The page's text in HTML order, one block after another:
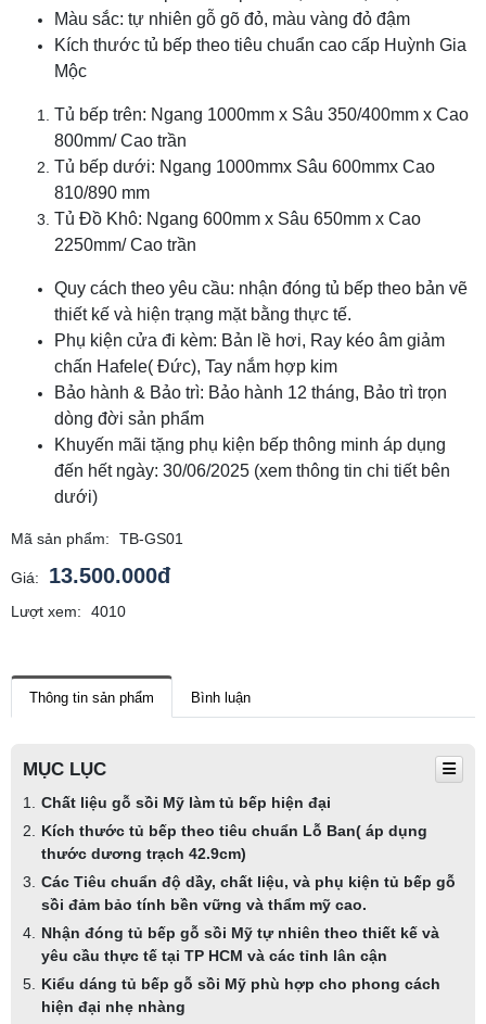
Màu sắc: tự nhiên gỗ gõ đỏ, màu vàng đỏ đậm
Kích thước tủ bếp theo tiêu chuẩn cao cấp Huỳnh Gia
Mộc
Tủ bếp trên: Ngang 1000mm x Sâu 350/400mm x Cao
800mm/ Cao trần
Tủ bếp dưới: Ngang 1000mmx Sâu 600mmx Cao
810/890 mm
Tủ Đồ Khô: Ngang 600mm x Sâu 650mm x Cao
2250mm/ Cao trần
Quy cách theo yêu cầu: nhận đóng tủ bếp theo bản vẽ
thiết kế và hiện trạng mặt bằng thực tế.
Phụ kiện cửa đi kèm: Bản lề hơi, Ray kéo âm giảm
chấn Hafele( Đức), Tay nắm hợp kim
Bảo hành & Bảo trì: Bảo hành 12 tháng, Bảo trì trọn
dòng đời sản phẩm
Khuyến mãi tặng phụ kiện bếp thông minh áp dụng
đến hết ngày: 30/06/2025 (xem thông tin chi tiết bên
dưới)
Mã sản phẩm: TB-GS01
Giá: 13.500.000đ
Lượt xem: 4010
Thông tin sản phẩm Bình luận
MỤC LỤC
Chất liệu gỗ sồi Mỹ làm tủ bếp hiện đại
Kích thước tủ bếp theo tiêu chuẩn Lỗ Ban( áp dụng
thước dương trạch 42.9cm)
Các Tiêu chuẩn độ dầy, chất liệu, và phụ kiện tủ bếp gỗ
sồi đảm bảo tính bền vững và thẩm mỹ cao.
Nhận đóng tủ bếp gỗ sồi Mỹ tự nhiên theo thiết kế và
yêu cầu thực tế tại TP HCM và các tỉnh lân cận
Kiểu dáng tủ bếp gỗ sồi Mỹ phù hợp cho phong cách
hiện đại nhẹ nhàng